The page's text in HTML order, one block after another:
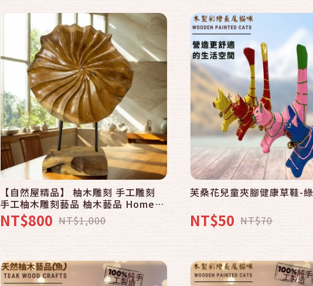
【自然屋精品】 柚木雕刻 手工雕刻
手工柚木雕刻藝品 柚木藝品 Home
Decor 柚木擺飾 藝術雕刻 巴里島手
工木雕 擺設 裝飾
NT$800 NT$1,000
芙桑花兒童夾腳健康草鞋-
NT$50 NT$70
快速結帳
加入購物車
快速結帳
加入購物車